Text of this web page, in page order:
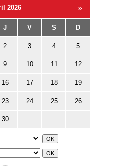
2026 »
J V S D
2 3 4 5
9 10 11 12
16 17 18 19
23 24 25 26
30